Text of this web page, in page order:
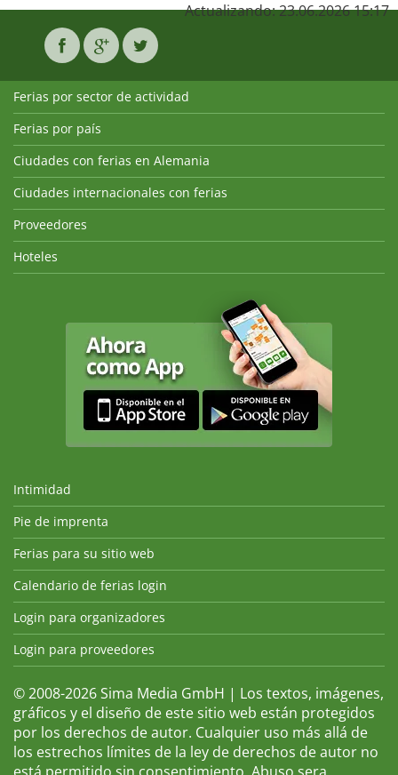
Actualizando: 23.06.2026 15:17
Ferias por sector de actividad
Ferias por país
Ciudades con ferias en Alemania
Ciudades internacionales con ferias
Proveedores
Hoteles
Intimidad
Pie de imprenta
Ferias para su sitio web
Calendario de ferias login
Login para organizadores
Login para proveedores
© 2008-2026 Sima Media GmbH | Los textos, imágenes,
gráficos y el diseño de este sitio web están protegidos
por los derechos de autor. Cualquier uso más allá de
los estrechos límites de la ley de derechos de autor no